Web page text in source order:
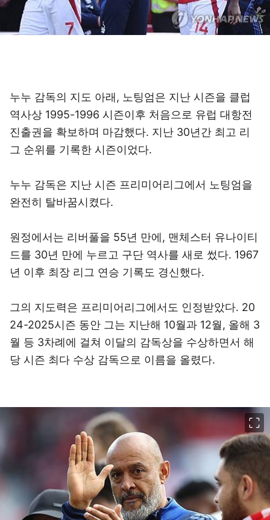
누누 감독의 지도 아래, 노팅엄은 지난 시즌을 클럽
역사상 1995-1996 시즌이후 처음으로 유럽 대항전
진출권을 확보하며 마감했다. 지난 30년간 최고 리
그 순위를 기록한 시즌이었다.
누누 감독은 지난 시즌 프리미어리그에서 노팅엄을
완전히 탈바꿈시켰다.
원정에서는 리버풀을 55년 만에, 맨체스터 유나이티
드를 30년 만에 누르고 구단 역사를 새로 썼다. 1967
년 이후 최장 리그 연승 기록도 경신했다.
그의 지도력은 프리미어리그에서도 인정받았다. 20
24-2025시즌 동안 그는 지난해 10월과 12월, 올해 3
월 등 3차례에 걸쳐 이달의 감독상을 수상하면서 해
당 시즌 최다 수상 감독으로 이름을 올렸다.